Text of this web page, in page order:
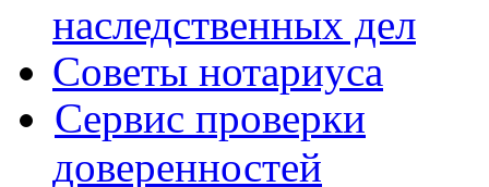
наследственных дел
Советы нотариуса
Сервис проверки
доверенностей